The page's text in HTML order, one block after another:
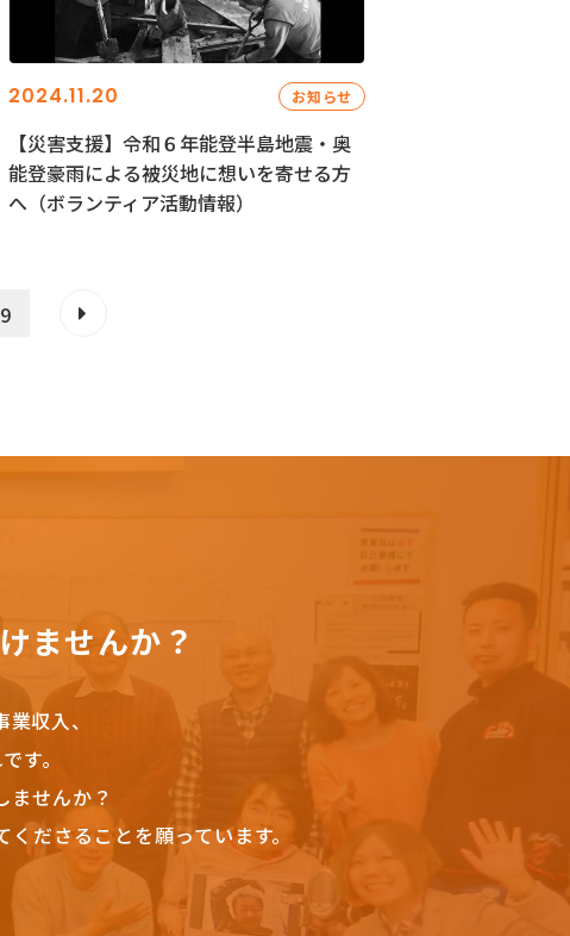
2024.11.20 お知らせ
【災害支援】令和６年能登半島地震・奥
能登豪雨による被災地に想いを寄せる方
へ（ボランティア活動情報）
9
ませんか？
収入、
す。
ませんか？
ださることを願っています。